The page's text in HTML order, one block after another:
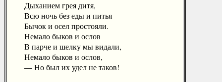
Дыханием грея дитя,
Всю ночь без еды и питья
Бычок и осел простояли.
Немало быков и ослов
В парче и шелку мы видали,
Немало быков и ослов,
— Но был их удел не таков!